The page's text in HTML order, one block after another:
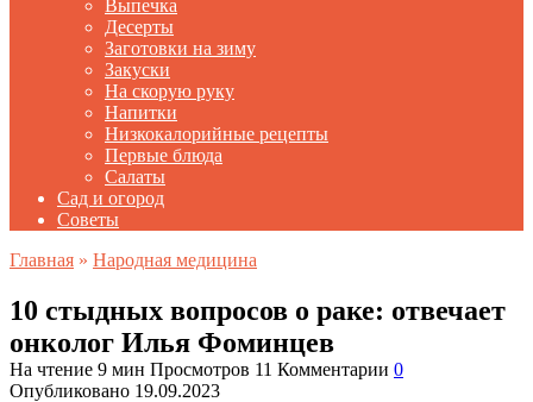
Выпечка
Десерты
Заготовки на зиму
Закуски
На скорую руку
Напитки
Низкокалорийные рецепты
Первые блюда
Салаты
Сад и огород
Советы
Главная » Народная медицина
10 стыдных вопросов о раке: отвечает
онколог Илья Фоминцев
На чтение 9 мин Просмотров 11 Комментарии 0
Опубликовано 19.09.2023